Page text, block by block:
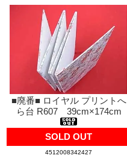
■廃番■ ロイヤル プリントへ
ら台 R607 39cm×174cm
SOLD OUT
4512008342427